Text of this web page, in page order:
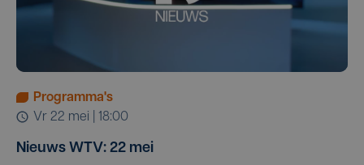
Programma's
vr 22 mei | 18:00
Nieuws WTV: 22 mei